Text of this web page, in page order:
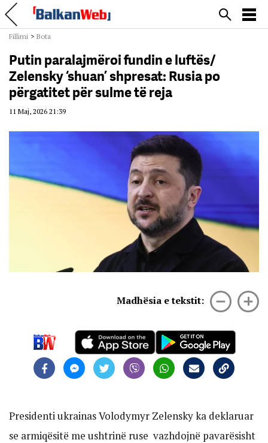
Fillimi > Bota
Putin paralajmëroi fundin e luftës/
Zelensky ‘shuan’ shpresat: Rusia po
përgatitet për sulme të reja
11 Maj, 2026 21:39
Madhësia e tekstit:
Presidenti ukrainas Volodymyr Zelensky ka deklaruar
se armiqësitë me ushtrinë ruse vazhdojnë pavarësisht